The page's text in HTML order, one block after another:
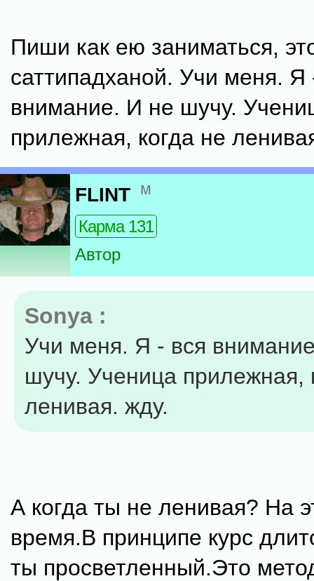
Пиши как ею заниматься,
саттипадханой. Учи меня. Я
внимание. И не шучу.
прилежная, когда не
FLINT м
Карма 131
Автор
Sonya :
Учи меня. Я - вся
шучу. Ученица прилежная,
ленивая. жду.
А когда ты не ленивая? На
время.В принципе курс
ты просветленный.Это